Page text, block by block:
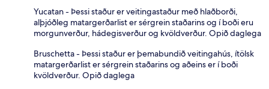
Yucatan - Þessi staður er veitingastaður með hlaðborði,
alþjóðleg matargerðarlist er sérgrein staðarins og í boði eru
morgunverður, hádegisverður og kvöldverður. Opið daglega
Bruschetta - Þessi staður er þemabundið veitingahús, ítölsk
matargerðarlist er sérgrein staðarins og aðeins er í boði
kvöldverður. Opið daglega